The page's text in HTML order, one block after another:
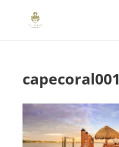
capecoral001